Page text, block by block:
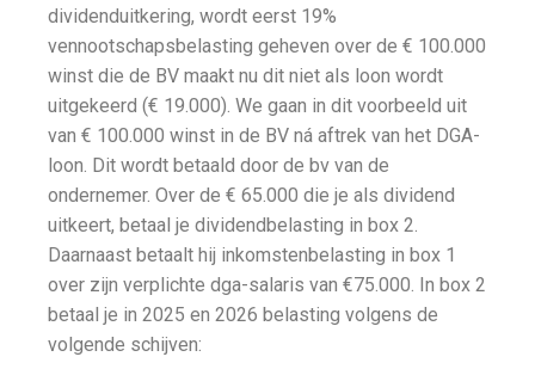
dividenduitkering, wordt eerst 19%
vennootschapsbelasting geheven over de € 100.000
winst die de BV maakt nu dit niet als loon wordt
uitgekeerd (€ 19.000). We gaan in dit voorbeeld uit
van € 100.000 winst in de BV ná aftrek van het DGA-
loon. Dit wordt betaald door de bv van de
ondernemer. Over de € 65.000 die je als dividend
uitkeert, betaal je dividendbelasting in box 2.
Daarnaast betaalt hij inkomstenbelasting in box 1
over zijn verplichte dga-salaris van €75.000. In box 2
betaal je in 2025 en 2026 belasting volgens de
volgende schijven: